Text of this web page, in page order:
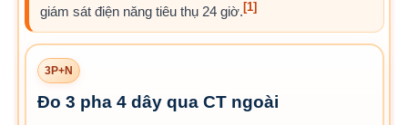
giám sát điện năng tiêu thụ 24 giờ. [1]
3P+N
Đo 3 pha 4 dây qua CT ngoài